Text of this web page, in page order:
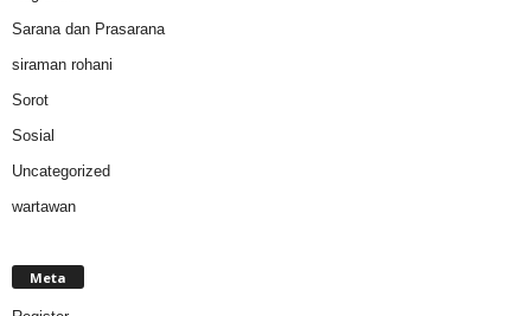
Sarana dan Prasarana
siraman rohani
Sorot
Sosial
Uncategorized
wartawan
Meta